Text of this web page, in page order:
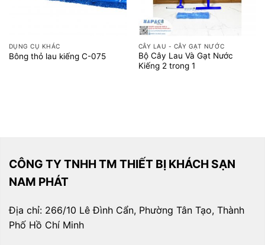
DỤNG CỤ KHÁC
Bông thỏ lau kiếng C-075
CÂY LAU - CÂY GẠT NƯỚC
Bộ Cây Lau Và Gạt Nước
Kiếng 2 trong 1
CÔNG TY TNHH TM THIẾT BỊ KHÁCH SẠN
NAM PHÁT
Địa chỉ: 266/10 Lê Đình Cẩn, Phường Tân Tạo, Thành
Phố Hồ Chí Minh